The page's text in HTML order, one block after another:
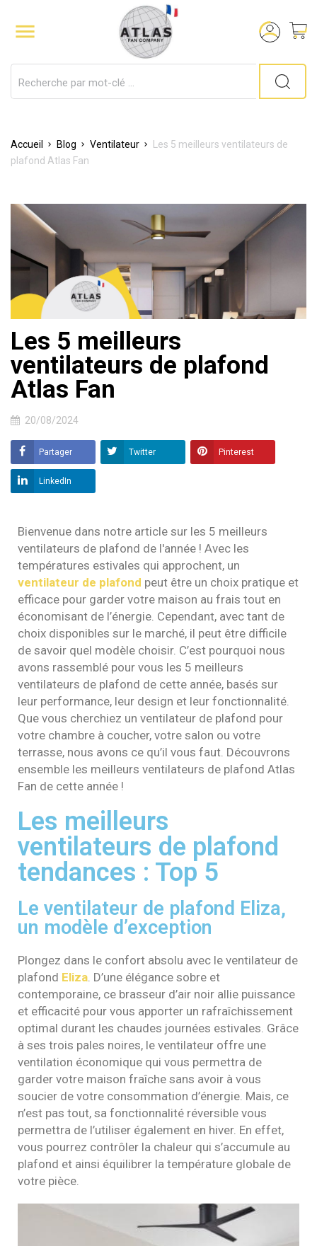

Accueil Blog Ventilateur
Les 5 meilleurs ventilateurs de
plafond Atlas Fan
Les 5 meilleurs
ventilateurs de plafond
Atlas Fan
20/08/2024
Partager Twitter Pinterest
LinkedIn
Bienvenue dans notre article sur les 5 meilleurs
ventilateurs de plafond de l'année ! Avec les
températures estivales qui approchent, un
ventilateur de plafond peut être un choix pratique et
efficace pour garder votre maison au frais tout en
économisant de l’énergie. Cependant, avec tant de
choix disponibles sur le marché, il peut être difficile
de savoir quel modèle choisir. C’est pourquoi nous
avons rassemblé pour vous les 5 meilleurs
ventilateurs de plafond de cette année, basés sur
leur performance, leur design et leur fonctionnalité.
Que vous cherchiez un ventilateur de plafond pour
votre chambre à coucher, votre salon ou votre
terrasse, nous avons ce qu’il vous faut. Découvrons
ensemble les meilleurs ventilateurs de plafond Atlas
Fan de cette année !
Les meilleurs
ventilateurs de plafond
tendances : Top 5
Le ventilateur de plafond Eliza,
un modèle d’exception
Plongez dans le confort absolu avec le ventilateur de
plafond Eliza. D’une élégance sobre et
contemporaine, ce brasseur d’air noir allie puissance
et efficacité pour vous apporter un rafraîchissement
optimal durant les chaudes journées estivales. Grâce
à ses trois pales noires, le ventilateur offre une
ventilation économique qui vous permettra de
garder votre maison fraîche sans avoir à vous
soucier de votre consommation d’énergie. Mais, ce
n’est pas tout, sa fonctionnalité réversible vous
permettra de l’utiliser également en hiver. En effet,
vous pourrez contrôler la chaleur qui s’accumule au
plafond et ainsi équilibrer la température globale de
votre pièce.